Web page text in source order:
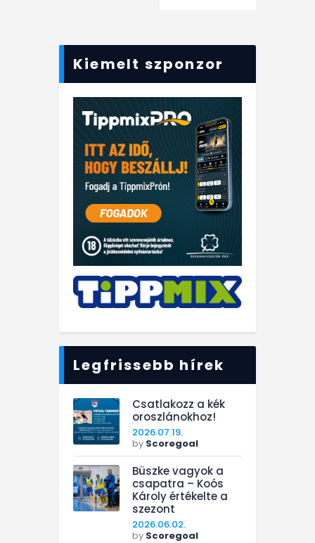
Kiemelt szponzor
Legfrissebb hírek
Csatlakozz a kék
oroszlánokhoz!
2026.07.19.
by Scoregoal
Büszke vagyok a
csapatra – Koós
Károly értékelte a
szezont
2026.06.02.
by Scoregoal